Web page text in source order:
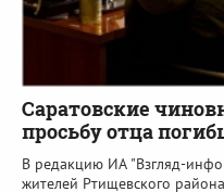
Саратовские
просьбу отца
В редакцию ИА "Взгляд-
жителей Ртищевского района